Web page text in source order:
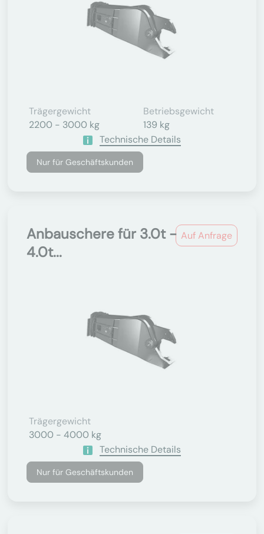
Trägergewicht
2200 - 3000 kg
Betriebsgewicht
139 kg
Technische Details
Nur für Geschäftskunden
Auf Anfrage
Anbauschere für 3.0t -
4.0t...
Trägergewicht
3000 - 4000 kg
Technische Details
Nur für Geschäftskunden